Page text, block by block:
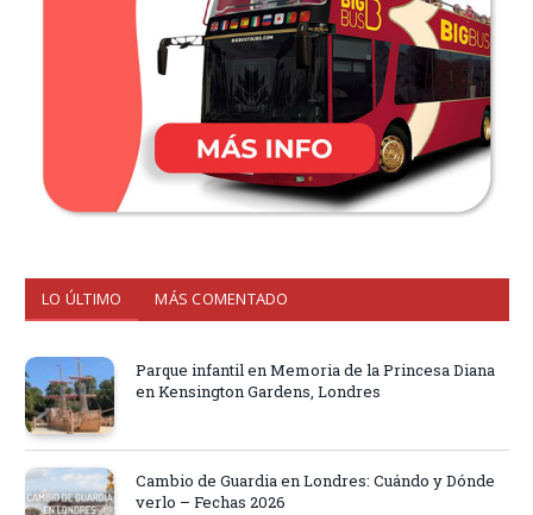
LO ÚLTIMO MÁS COMENTADO
Parque infantil en Memoria de la Princesa Diana
en Kensington Gardens, Londres
Cambio de Guardia en Londres: Cuándo y Dónde
verlo – Fechas 2026